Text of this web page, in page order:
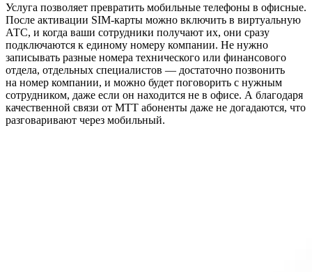
Услуга позволяет превратить мобильные телефоны в офисные.
После активации SIM-карты можно включить в виртуальную
АТС, и когда ваши сотрудники получают их, они сразу
подключаются к единому номеру компании. Не нужно
записывать разные номера технического или финансового
отдела, отдельных специалистов — достаточно позвонить
на номер компании, и можно будет поговорить с нужным
сотрудником, даже если он находится не в офисе. А благодаря
качественной связи от МТТ абоненты даже не догадаются, что
разговаривают через мобильный.